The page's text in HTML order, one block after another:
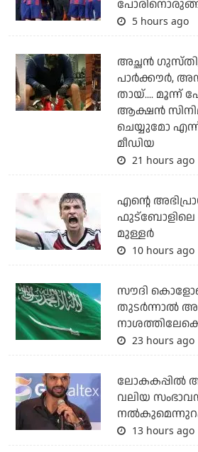
5 hours ago
അച്ഛന്‍ ഗുസ്തി,
പാര്‍ക്കൗര്‍,
തായ്.... മൂന്ന്
ആക്ഷന്‍
ചെയ്യുമോ
മീഡിയ
21 hours ago
എന്റെ
ഫുട്‌ബോളിലെ
മുള്ളര്‍
10 hours ago
സൗദി
തുടര്‍ന്നാല്‍
23 hours ago
ലോകകപ്പിൽ
വലിയ
13 hours ago